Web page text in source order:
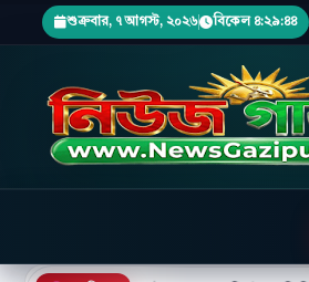
শুক্রবার, ৭ আগস্ট, ২০২৬ বিকেল ৪:২৯:৪৬